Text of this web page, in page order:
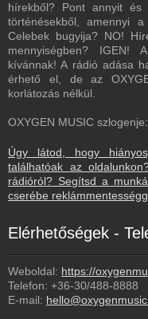
hírekből? Pont annyit
történésekből, amennyi a
Celebek bugyija? NO!
mennyiségben? IGEN!
kívánnak! A rádió adása
érhető el, de az
korlátozás nélkül.
OXYGEN MUSIC
Úgy látod, hogy
találhatóak az
rádióról? Segítsd a
cserébe
Weboldal: https://
Telefon: +36-30/488-8888
E-mail: